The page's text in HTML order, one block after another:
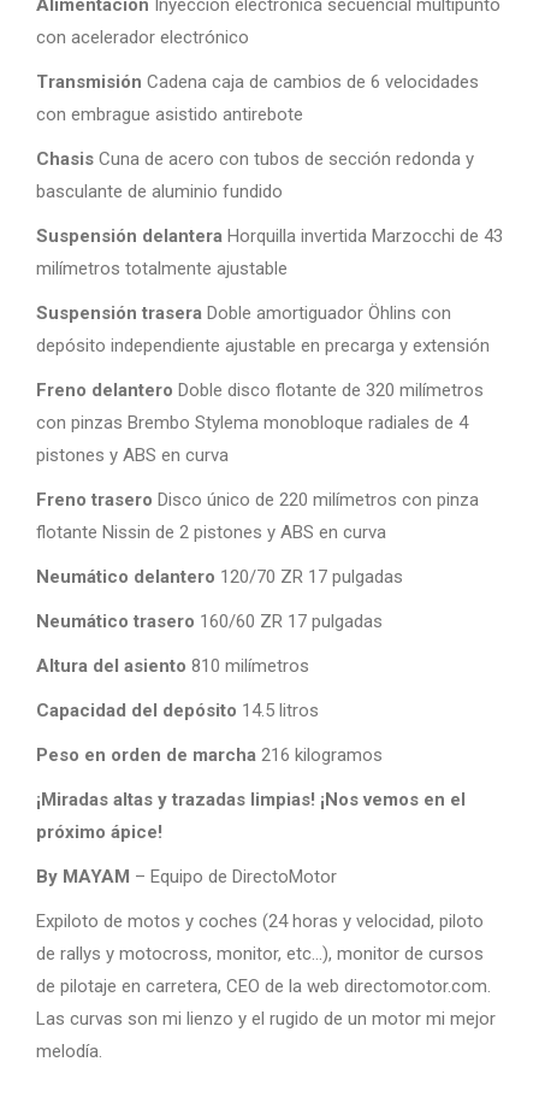
con acelerador electrónico
Transmisión Cadena caja de cambios de 6 velocidades
con embrague asistido antirebote
Chasis Cuna de acero con tubos de sección redonda y
basculante de aluminio fundido
Suspensión delantera Horquilla invertida Marzocchi de 43
milímetros totalmente ajustable
Suspensión trasera Doble amortiguador Öhlins con
depósito independiente ajustable en precarga y extensión
Freno delantero Doble disco flotante de 320 milímetros
con pinzas Brembo Stylema monobloque radiales de 4
pistones y ABS en curva
Freno trasero Disco único de 220 milímetros con pinza
flotante Nissin de 2 pistones y ABS en curva
Neumático delantero 120/70 ZR 17 pulgadas
Neumático trasero 160/60 ZR 17 pulgadas
Altura del asiento 810 milímetros
Capacidad del depósito 14.5 litros
Peso en orden de marcha 216 kilogramos
¡Miradas altas y trazadas limpias! ¡Nos vemos en el
próximo ápice!
By MAYAM – Equipo de DirectoMotor
Expiloto de motos y coches (24 horas y velocidad, piloto
de rallys y motocross, monitor, etc…), monitor de cursos
de pilotaje en carretera, CEO de la web directomotor.com.
Las curvas son mi lienzo y el rugido de un motor mi mejor
melodía.